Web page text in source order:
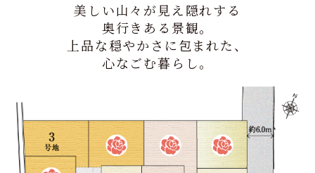
美しい山々が見え隠れする
奥行きある景観。
上品な穏やかさに包まれた、
心なごむ暮らし。